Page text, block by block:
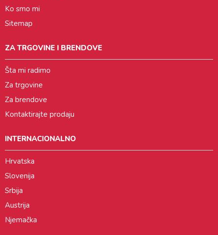
Ko smo mi
Sitemap
ZA TRGOVINE I BRENDOVE
Šta mi radimo
Za trgovine
Za brendove
Kontaktirajte prodaju
INTERNACIONALNO
Hrvatska
Slovenija
Srbija
Austrija
Njemačka